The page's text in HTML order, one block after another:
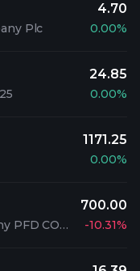
Plc
4.70
0.00%
24.85
0.00%
1171.25
0.00%
Bristol-Myers Squibb Company PFD CONV 2
700.00
-10.31%